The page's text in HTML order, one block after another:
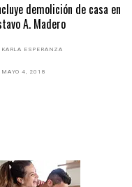
demolición de casa en
A. Madero
KARLA ESPERANZA
MAYO 4, 2018